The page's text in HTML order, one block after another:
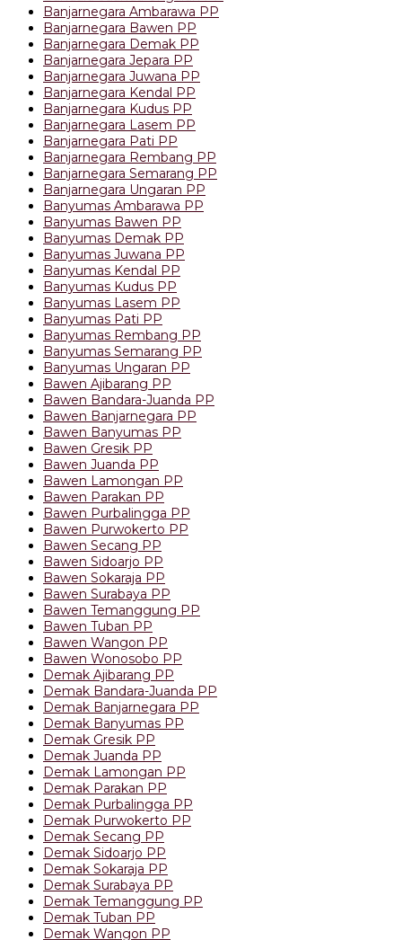
Banjarnegara Ambarawa PP
Banjarnegara Bawen PP
Banjarnegara Demak PP
Banjarnegara Jepara PP
Banjarnegara Juwana PP
Banjarnegara Kendal PP
Banjarnegara Kudus PP
Banjarnegara Lasem PP
Banjarnegara Pati PP
Banjarnegara Rembang PP
Banjarnegara Semarang PP
Banjarnegara Ungaran PP
Banyumas Ambarawa PP
Banyumas Bawen PP
Banyumas Demak PP
Banyumas Juwana PP
Banyumas Kendal PP
Banyumas Kudus PP
Banyumas Lasem PP
Banyumas Pati PP
Banyumas Rembang PP
Banyumas Semarang PP
Banyumas Ungaran PP
Bawen Ajibarang PP
Bawen Bandara-Juanda PP
Bawen Banjarnegara PP
Bawen Banyumas PP
Bawen Gresik PP
Bawen Juanda PP
Bawen Lamongan PP
Bawen Parakan PP
Bawen Purbalingga PP
Bawen Purwokerto PP
Bawen Secang PP
Bawen Sidoarjo PP
Bawen Sokaraja PP
Bawen Surabaya PP
Bawen Temanggung PP
Bawen Tuban PP
Bawen Wangon PP
Bawen Wonosobo PP
Demak Ajibarang PP
Demak Bandara-Juanda PP
Demak Banjarnegara PP
Demak Banyumas PP
Demak Gresik PP
Demak Juanda PP
Demak Lamongan PP
Demak Parakan PP
Demak Purbalingga PP
Demak Purwokerto PP
Demak Secang PP
Demak Sidoarjo PP
Demak Sokaraja PP
Demak Surabaya PP
Demak Temanggung PP
Demak Tuban PP
Demak Wangon PP